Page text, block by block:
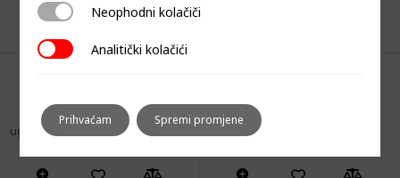
ugradbena/podgradna napa UNO
zidna napa CDP3801
Neophodni kolačiči
Neophodni kolačiči
Analitički kolačići
Analitički kolačići
Prihvaćam Spremi promjene